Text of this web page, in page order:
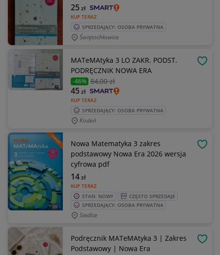
KUP TERAZ
25zł
SPRZEDAJĄCY: OSOBA PRYWATNA
Świętochłowice
MATeMAtyka 3 LO ZAKR. PODST.
PODRĘCZNIK NOWA ERA
-46% 84,00 zł
KUP TERAZ
45zł
SPRZEDAJĄCY: OSOBA PRYWATNA
Kodeń
Nowa Matematyka 3 zakres
podstawowy Nowa Era 2026 wersja
cyfrowa pdf
KUP TERAZ
14zł
STAN: NOWY
CZĘSTO SPRZEDAJE
SPRZEDAJĄCY: OSOBA PRYWATNA
Siedlce
Podręcznik MATeMAtyka 3 | Zakres
Podstawowy | Nowa Era